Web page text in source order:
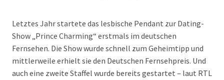
Letztes Jahr startete das lesbische Pendant zur Dating-
Show „Prince Charming“ erstmals im deutschen
Fernsehen. Die Show wurde schnell zum Geheimtipp und
mittlerweile erhielt sie den Deutschen Fernsehpreis. Und
auch eine zweite Staffel wurde bereits gestartet – laut RTL